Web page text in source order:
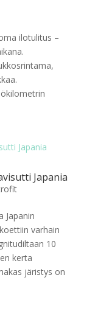
ilotulitus –
Japania
Japanin
varhain
10
kerta
järistys on